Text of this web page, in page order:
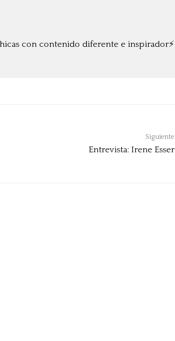
con contenido diferente e inspirador⚡️
Siguiente
Entrevista: Irene Esser